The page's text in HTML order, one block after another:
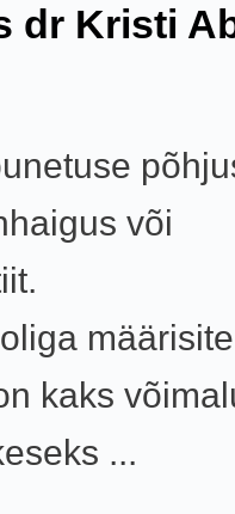
dr Kristi
või
kaks
...